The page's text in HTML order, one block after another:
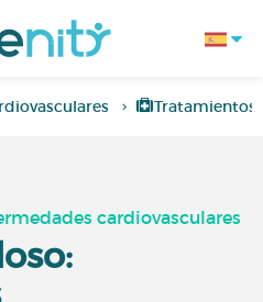
Tratamientos
cardiovasculares